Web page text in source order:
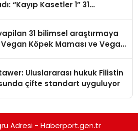
“Kayıp Kasetler 1” 31
31 bilimsel araştırmaya
Köpek Maması ve Vegan
Uluslararası hukuk Filistin
çifte standart uyguluyor
Adresi - Haberport.gen.tr